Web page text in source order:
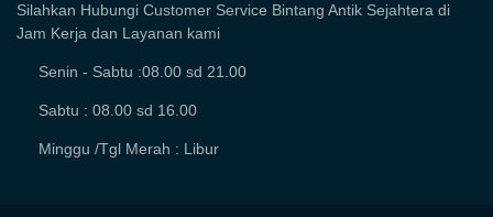
Silahkan Hubungi Customer Service Bintang Antik Sejahtera di
Jam Kerja dan Layanan kami
Senin - Sabtu :08.00 sd 21.00
Sabtu : 08.00 sd 16.00
Minggu /Tgl Merah : Libur